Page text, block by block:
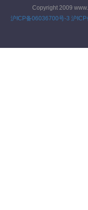
Copyright 2009
沪ICP备06036700号-3 沪